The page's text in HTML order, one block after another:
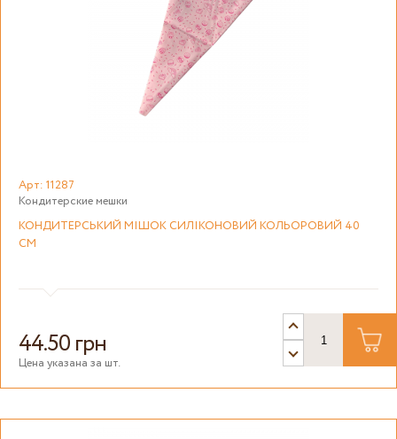
Арт: 11287
Кондитерские мешки
КОНДИТЕРСЬКИЙ МІШОК СИЛІКОНОВИЙ КОЛЬОРОВИЙ 40
СМ
44.50 грн
Цена указана за шт.